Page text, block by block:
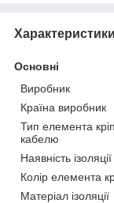
Характеристики
Основні
Виробник
Країна виробник
Тип елемента
кабелю
Наявність ізоляції
Колір елемента
Матеріал ізоляції